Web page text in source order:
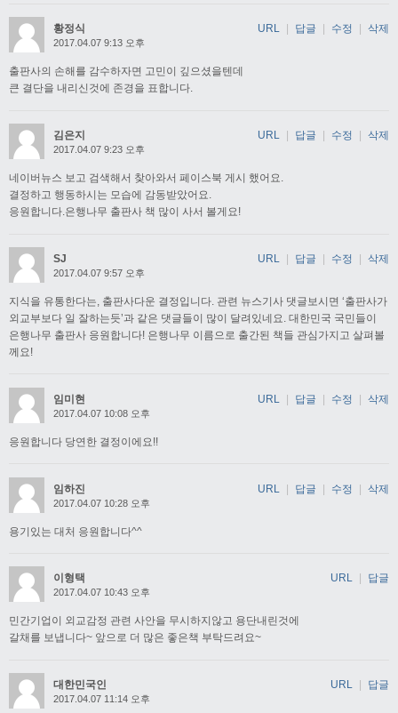
황정식
2017.04.07 9:13 오후
출판사의 손해를 감수하자면 고민이 깊으셨을텐데
큰 결단을 내리신것에 존경을 표합니다.
URL 답글 수정 삭제
김은지
2017.04.07 9:23 오후
네이버뉴스 보고 검색해서 찾아와서 페이스북 게시 했어요.
결정하고 행동하시는 모습에 감동받았어요.
응원합니다.은행나무 출판사 책 많이 사서 볼게요!
URL 답글 수정 삭제
SJ
2017.04.07 9:57 오후
지식을 유통한다는, 출판사다운 결정입니다. 관련 뉴스기사 댓글보시면 ‘출판사가
외교부보다 일 잘하는듯’과 같은 댓글들이 많이 달려있네요. 대한민국 국민들이
은행나무 출판사 응원합니다! 은행나무 이름으로 출간된 책들 관심가지고 살펴볼
께요!
URL 답글 수정 삭제
임미현
2017.04.07 10:08 오후
응원합니다 당연한 결정이에요!!
URL | 답글 | 수정 | 삭제
임하진
2017.04.07 10:28 오후
용기있는 대처 응원합니다^^
URL | 답글 | 수정 | 삭제
이형택
2017.04.07 10:43 오후
민간기업이 외교감정 관련 사안을 무시하지않고 용단내린것에
갈채를 보냅니다~ 앞으로 더 많은 좋은책 부탁드려요~
URL 답글
대한민국인
2017.04.07 11:14 오후
URL 답글